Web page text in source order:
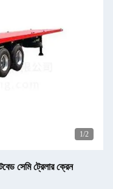
1/2
সেমি ট্রেলার ক্রেন